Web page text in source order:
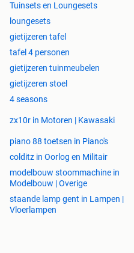
Tuinsets en Loungesets
loungesets
gietijzeren tafel
tafel 4 personen
gietijzeren tuinmeubelen
gietijzeren stoel
4 seasons
zx10r in Motoren | Kawasaki
piano 88 toetsen in Piano's
colditz in Oorlog en Militair
modelbouw stoommachine in
Modelbouw | Overige
staande lamp gent in Lampen |
Vloerlampen